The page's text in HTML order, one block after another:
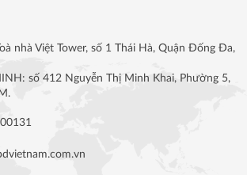
nhà Việt Tower, số 1 Thái Hà, Quận Đống Đa,
số 412 Nguyễn Thị Minh Khai, Phường 5,